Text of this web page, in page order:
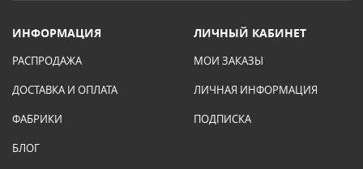
ИНФОРМАЦИЯ
РАСПРОДАЖА
ДОСТАВКА И ОПЛАТА
ФАБРИКИ
БЛОГ
ЛИЧНЫЙ КАБИНЕТ
МОИ ЗАКАЗЫ
ЛИЧНАЯ ИНФОРМАЦИЯ
ПОДПИСКА